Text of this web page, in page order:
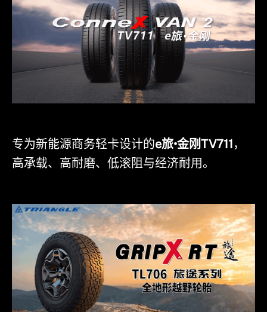
专为新能源商务轻卡设计的e旅•金刚TV711，
高承载、高耐磨、低滚阻与经济耐用。